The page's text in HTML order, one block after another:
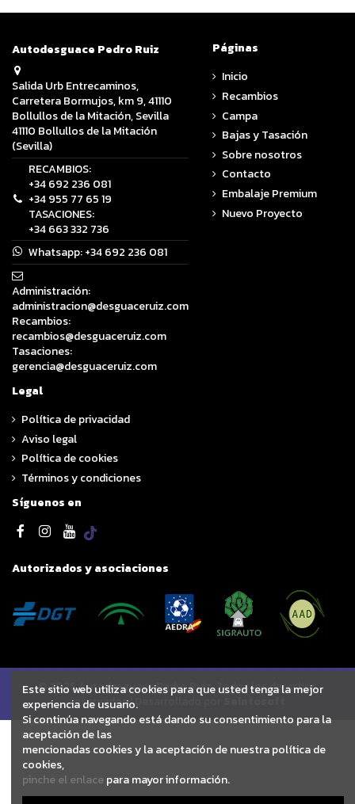
Autodesguace Pedro Ruiz
Salida Urb Entrecaminos,
Carretera Bormujos, km 9, 41110
Bollullos de la Mitación, Sevilla
41110 Bollullos de la Mitación
(Sevilla)
RECAMBIOS:
+34 692 236 081
+34 955 77 65 19
TASACIONES:
+34 663 332 736
Whatsapp:+34 692 236 081
Administración:
administracion@desguaceruiz.com
Recambios:
recambios@desguaceruiz.com
Tasaciones:
gerencia@desguaceruiz.com
Páginas
Inicio
Recambios
Campa
Bajas y Tasación
Sobre nosotros
Contacto
Embalaje Premium
Nuevo Proyecto
Legal
Política de privacidad
Aviso legal
Política de cookies
Términos y condiciones
Síguenos en
Autorizados y asociaciones
© 2025 Autodesguace Pedro Ruiz. Todos los derechos
reservados | Desarrollado por
Este sitio web utiliza cookies para que usted tenga la mejor
experiencia de usuario.
Si continúa navegando está dando su consentimiento para la
aceptación de las
mencionadas cookies y la aceptación de nuestra política de
cookies,
pinche el enlace para mayor información.